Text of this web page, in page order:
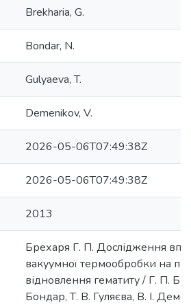
Brekharia, G.
Bondar, N.
Gulyaeva, T.
Demenikov, V.
2026-05-06T07:49:38Z
2026-05-06T07:49:38Z
2013
Брехаря Г. П. Дослідження
вакуумної термообробки на
відновлення гематиту / Г. П.
Бондар, Т. В. Гуляєва, В. І.